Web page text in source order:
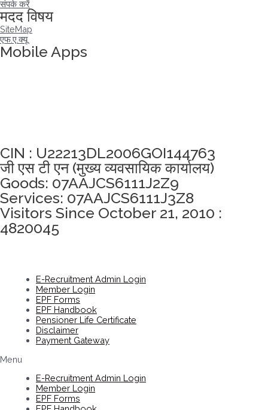
संपर्क करें
मदद विषय
SiteMap
एफ.ए.क्यू
Mobile Apps
CIN : U22213DL2006GOI144763
जी एस टी एन (मुख्य व्यवसायिक कार्यालय)
Goods: 07AAJCS6111J2Z9
Services: 07AAJCS6111J3Z8
Visitors Since October 21, 2010 :
4820045
E-Recruitment Admin Login
Member Login
EPF Forms
EPF Handbook
Pensioner Life Certificate
Disclaimer
Payment Gateway
Menu
E-Recruitment Admin Login
Member Login
EPF Forms